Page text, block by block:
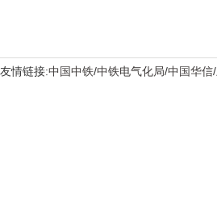
友情链接:中国中铁/中铁电气化局/中国华信/